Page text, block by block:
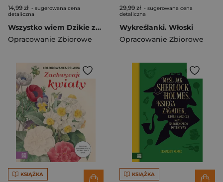
14,99 zł - sugerowana cena
detaliczna
Wszystko wiem Dzikie zwierzęta
Opracowanie Zbiorowe
29,99 zł - sugerowana cena
detaliczna
Wykreślanki. Włoski
Opracowanie Zbiorowe
KSIĄŻKA KSIĄŻKA